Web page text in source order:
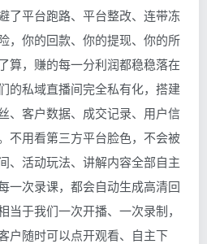
了平台跑路、平台整改、连带冻
，你的回款、你的提现、你的所
算，赚的每一分利润都稳稳落在
的私域直播间完全私有化，搭建
、客户数据、成交记录、用户信
不用看第三方平台脸色，不会被
、活动玩法、讲解内容全部自主
一次录课，都会自动生成高清回
于我们一次开播、一次录制，
户随时可以点开观看、自主下